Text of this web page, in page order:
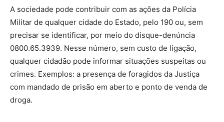
A sociedade pode contribuir com as ações da Polícia
Militar de qualquer cidade do Estado, pelo 190 ou, sem
precisar se identificar, por meio do disque-denúncia
0800.65.3939. Nesse número, sem custo de ligação,
qualquer cidadão pode informar situações suspeitas ou
crimes. Exemplos: a presença de foragidos da Justiça
com mandado de prisão em aberto e ponto de venda de
droga.